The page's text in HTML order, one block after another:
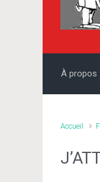
À propos
Accueil